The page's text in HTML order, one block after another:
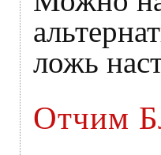
ложь
Отчим